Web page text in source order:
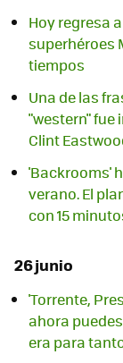
Hoy regresa
superhéroes
tiempos
Una de las
"western"
Clint
'Backrooms'
verano. El
con 15
26 junio
'Torrente,
ahora
era para